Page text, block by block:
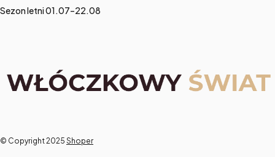
Sezon letni 01.07–22.08
© Copyright 2025 Shoper